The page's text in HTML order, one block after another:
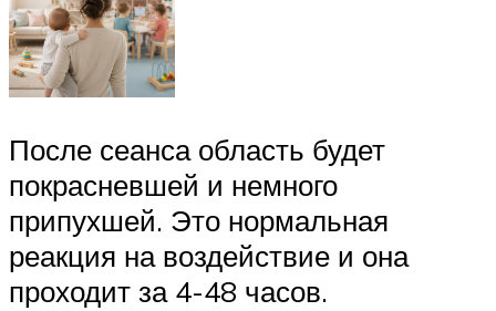
После сеанса область будет
покрасневшей и немного
припухшей. Это нормальная
реакция на воздействие и она
проходит за 4-48 часов.